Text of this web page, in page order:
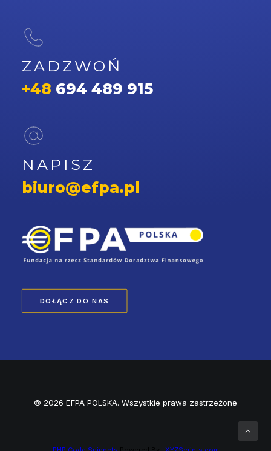
DOŁĄCZ DO NAS
ZADZWOŃ
+48 694 489 915
NAPISZ
biuro@efpa.pl
© 2026 EFPA POLSKA. Wszystkie prawa zastrzeżone